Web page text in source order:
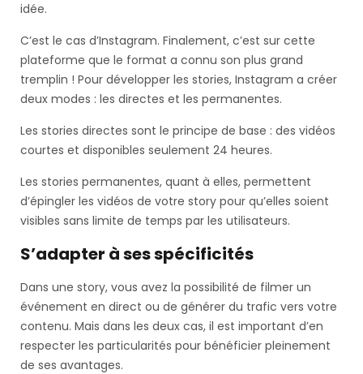
idée.
C’est le cas d’Instagram. Finalement, c’est sur cette
plateforme que le format a connu son plus grand
tremplin ! Pour développer les stories, Instagram a créer
deux modes : les directes et les permanentes.
Les stories directes sont le principe de base : des vidéos
courtes et disponibles seulement 24 heures.
Les stories permanentes, quant à elles, permettent
d’épingler les vidéos de votre story pour qu’elles soient
visibles sans limite de temps par les utilisateurs.
S’adapter à ses spécificités
Dans une story, vous avez la possibilité de filmer un
événement en direct ou de générer du trafic vers votre
contenu. Mais dans les deux cas, il est important d’en
respecter les particularités pour bénéficier pleinement
de ses avantages.